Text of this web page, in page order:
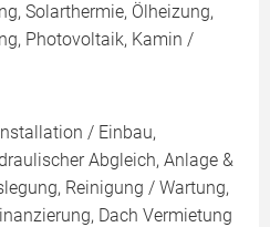
Solarthermie, Ölheizung,
Photovoltaik, Kamin /
/ Einbau,
Abgleich, Anlage &
Reinigung / Wartung,
Dach Vermietung